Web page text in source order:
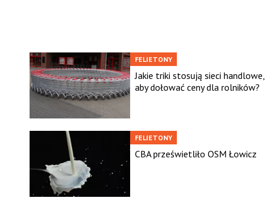
FELIETONY
Jakie triki stosują sieci handlowe,
aby dołować ceny dla rolników?
FELIETONY
CBA prześwietliło OSM Łowicz